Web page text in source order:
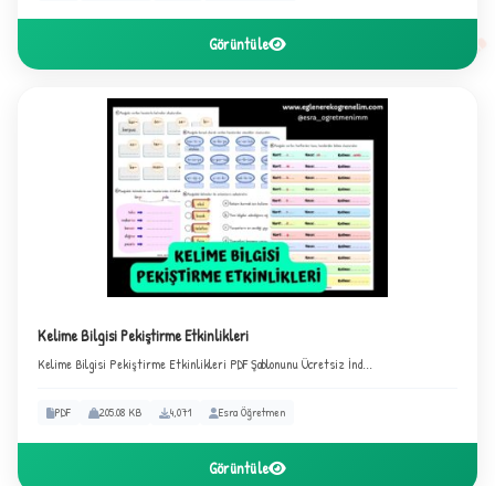
Görüntüle
Kelime Bilgisi Pekiştirme Etkinlikleri
Kelime Bilgisi Pekiştirme Etkinlikleri PDF Şablonunu Ücretsiz İnd...
PDF 205.08 KB 4,071 Esra Öğretmen
Görüntüle